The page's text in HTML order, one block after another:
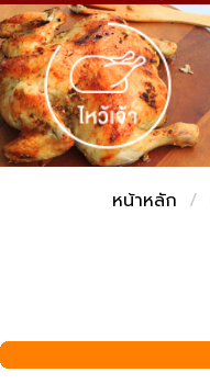
หน้าหลัก